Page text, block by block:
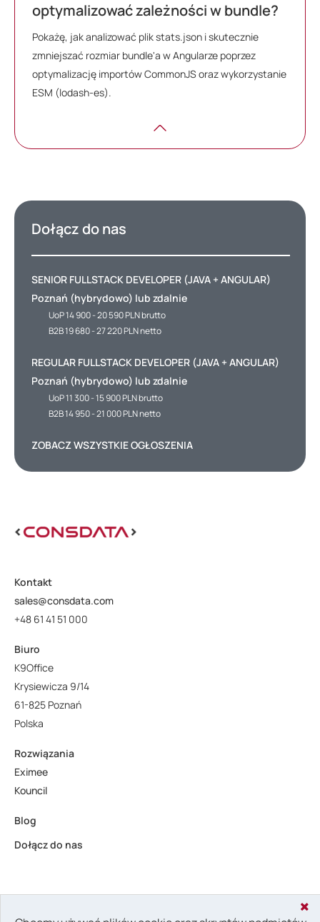
optymalizować zależności w bundle?
Pokażę, jak analizować plik stats.json i skutecznie
zmniejszać rozmiar bundle'a w Angularze poprzez
optymalizację importów CommonJS oraz wykorzystanie
ESM (lodash-es).
Dołącz do nas
SENIOR FULLSTACK DEVELOPER (JAVA + ANGULAR)
Poznań (hybrydowo) lub zdalnie
UoP 14 900 - 20 590 PLN brutto
B2B 19 680 - 27 220 PLN netto
REGULAR FULLSTACK DEVELOPER (JAVA + ANGULAR)
Poznań (hybrydowo) lub zdalnie
UoP 11 300 - 15 900 PLN brutto
B2B 14 950 - 21 000 PLN netto
ZOBACZ WSZYSTKIE OGŁOSZENIA
Kontakt
sales@consdata.com
+48 61 41 51 000
Biuro
K9Office
Krysiewicza 9/14
61-825 Poznań
Polska
Rozwiązania
Eximee
Kouncil
Blog
Dołącz do nas
Privacy Policy &